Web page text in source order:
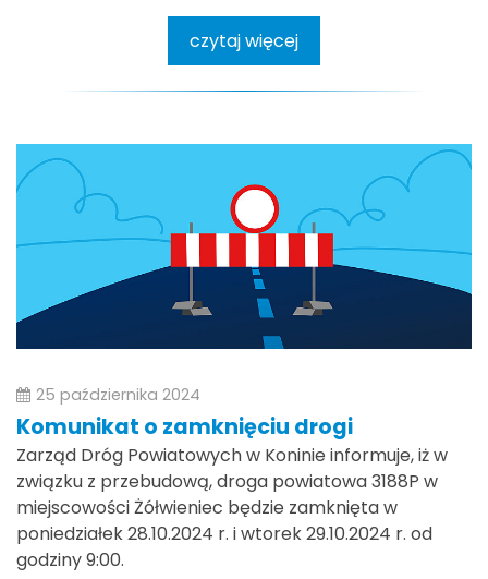
czytaj więcej
25 października 2024
Komunikat o zamknięciu drogi
Zarząd Dróg Powiatowych w Koninie informuje, iż w
związku z przebudową, droga powiatowa 3188P w
miejscowości Żółwieniec będzie zamknięta w
poniedziałek 28.10.2024 r. i wtorek 29.10.2024 r. od
godziny 9:00.